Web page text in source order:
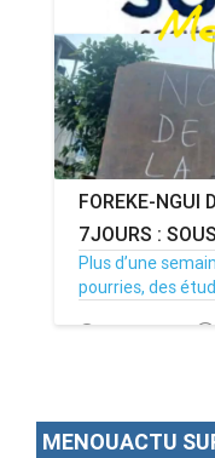
FOREKE-NGUI
7JOURS :
Plus d’une
pourries, des
02/07/26
MENOUACTU